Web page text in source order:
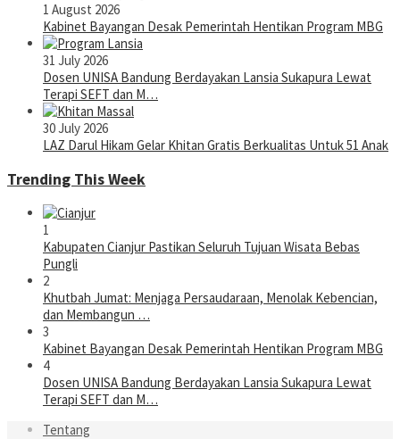
1 August 2026
Kabinet Bayangan Desak Pemerintah Hentikan Program MBG
31 July 2026
Dosen UNISA Bandung Berdayakan Lansia Sukapura Lewat
Terapi SEFT dan M…
30 July 2026
LAZ Darul Hikam Gelar Khitan Gratis Berkualitas Untuk 51 Anak
Trending This Week
1
Kabupaten Cianjur Pastikan Seluruh Tujuan Wisata Bebas
Pungli
2
Khutbah Jumat: Menjaga Persaudaraan, Menolak Kebencian,
dan Membangun …
3
Kabinet Bayangan Desak Pemerintah Hentikan Program MBG
4
Dosen UNISA Bandung Berdayakan Lansia Sukapura Lewat
Terapi SEFT dan M…
Tentang